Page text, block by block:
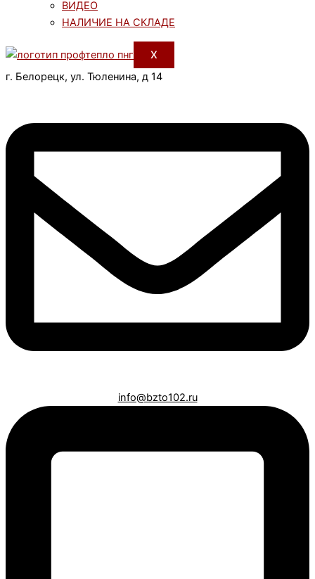
ВИДЕО
НАЛИЧИЕ НА СКЛАДЕ
X
г. Белорецк, ул. Тюленина, д 14
info@bzto102.ru